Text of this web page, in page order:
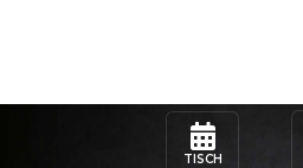

TISCH